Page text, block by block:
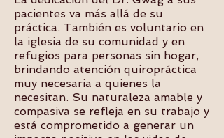
pacientes va más allá de su
práctica. También es voluntario en
la iglesia de su comunidad y en
refugios para personas sin hogar,
brindando atención quiropráctica
muy necesaria a quienes la
necesitan. Su naturaleza amable y
compasiva se refleja en su trabajo y
está comprometido a generar un